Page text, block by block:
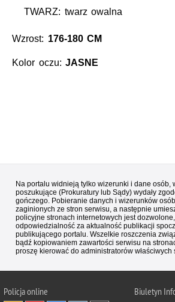
TWARZ: twarz owalna
Wzrost: 176-180 CM
Kolor oczu:JASNE
Na portalu widnieją tylko wizerunki i dane osób,
poszukujące (Prokuratury lub Sądy) wydały
gończego. Pobieranie danych i wizerunków
zaginionych ze stron serwisu, a następnie
policyjne stronach internetowych jest
odpowiedzialność za aktualność publikacji
publikującego portalu. Wszelkie roszczenia
bądź kopiowaniem zawartości serwisu na
proszę kierować do administratorów właściwych
Policjaonline Biuletyn